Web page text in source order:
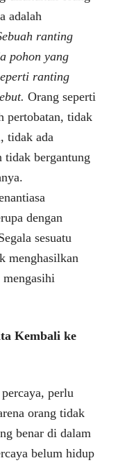
adalah
ranting
pohon yang
ranting
Orang seperti
pertobatan, tidak
tidak ada
tidak bergantung
dengan
sesuatu
menghasilkan
Kembali ke
perlu
orang tidak
benar di dalam
belum hidup